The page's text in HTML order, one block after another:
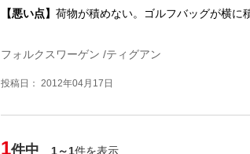
【悪い点】 荷物が積めない。ゴルフバッグが横に
フォルクスワーゲン /ティグアン
投稿日： 2012年04月17日
1件中 1～1件を表示